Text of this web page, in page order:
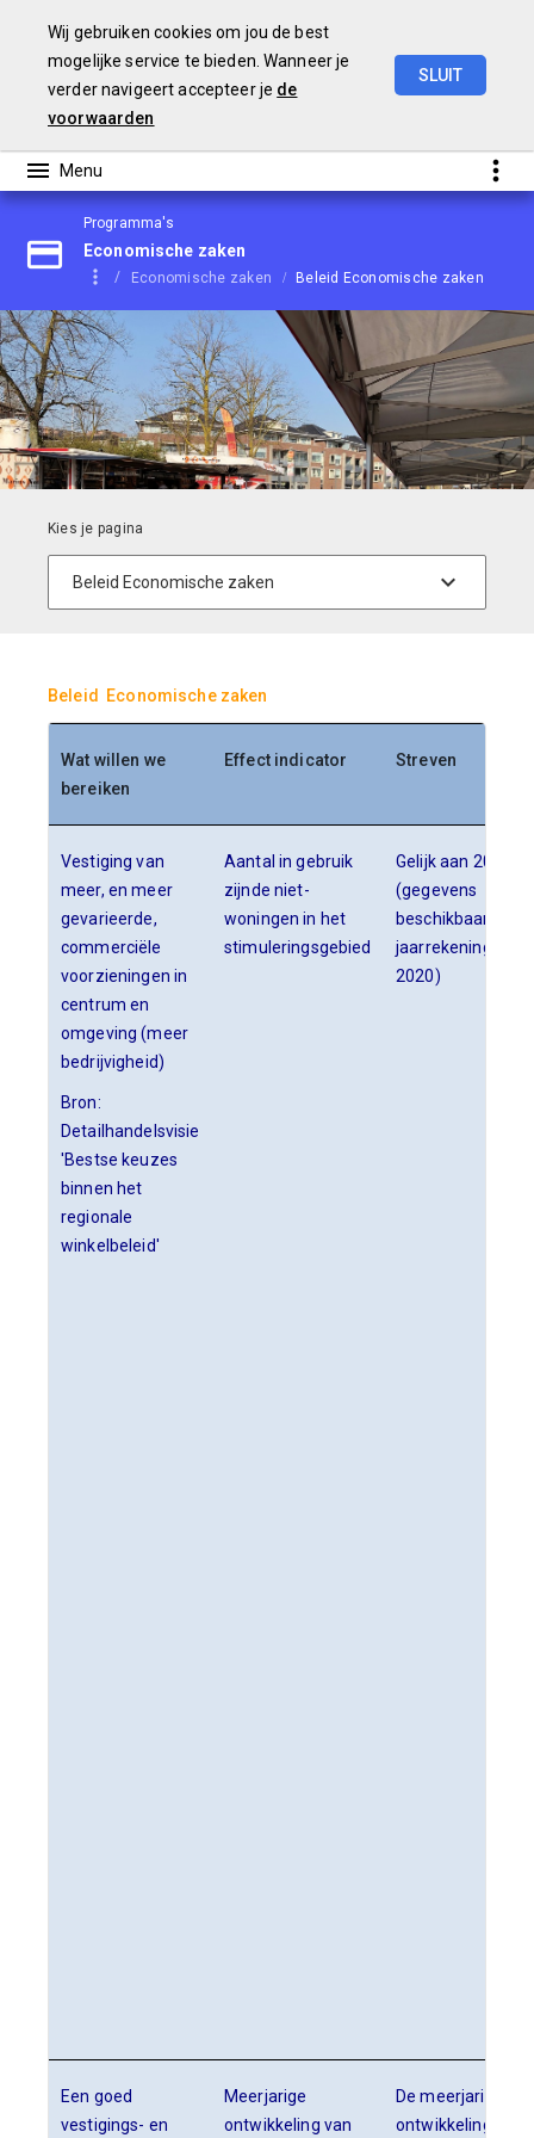
Programma's
Economische zaken
Economische zaken Beleid Economische zaken
Beleid Economische zaken
Wat willen we
bereiken
Effect indicator Streven
Vestiging van
meer, en meer
gevarieerde,
commerciële
voorzieningen in
centrum en
omgeving (meer
bedrijvigheid)
Bron:
Detailhandelsvisie
'Bestse keuzes
binnen het
regionale
winkelbeleid'
Aantal in gebruik
zijnde niet-
woningen in het
stimuleringsgebied
Gelijk aan 2019
(gegevens
beschikbaar in
jaarrekening
2020)
Een goed
vestigings- en
Meerjarige
ontwikkeling van
De meerjarige
ontwikkeling van
Wij gebruiken cookies om jou de best
mogelijke service te bieden. Wanneer je
verder navigeert accepteer je de
voorwaarden
SLUIT